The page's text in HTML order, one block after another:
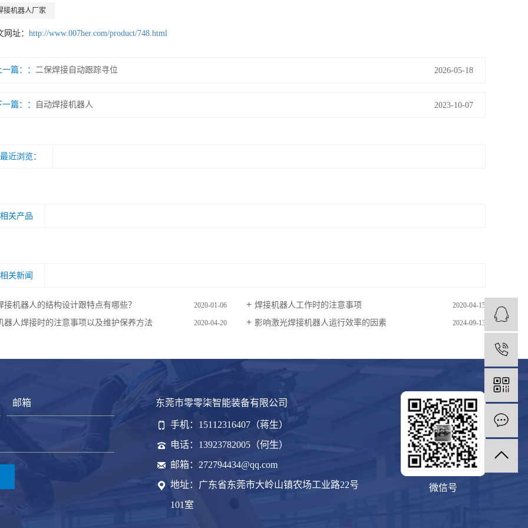
接机器人厂家
网址： http://www.007her.com/product/748.html
篇： 二保焊接自动跟踪寻位 2026-05-18
篇： 自动焊接机器人 2023-10-07
最近浏览：
相关产品
相关新闻
接机器人的结构设计跟特点有哪些？ 2020-01-06 焊接机器人工作时的注意事项 2020-04-15
器人焊接时的注意事项以及维护保养方法 2020-04-20 影响激光焊接机器人运行效率的因素 2024-09-13
东莞市零零柒智能装备有限公司
手机：15112316407（蒋生）
电话：13923782005（何生）
邮箱：272794434@qq.com
地址：广东省东莞市大岭山镇农场工业路22号
101室
微信号